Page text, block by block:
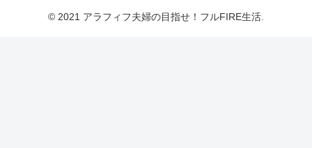
© 2021 アラフィフ夫婦の目指せ！フルFIRE生活.